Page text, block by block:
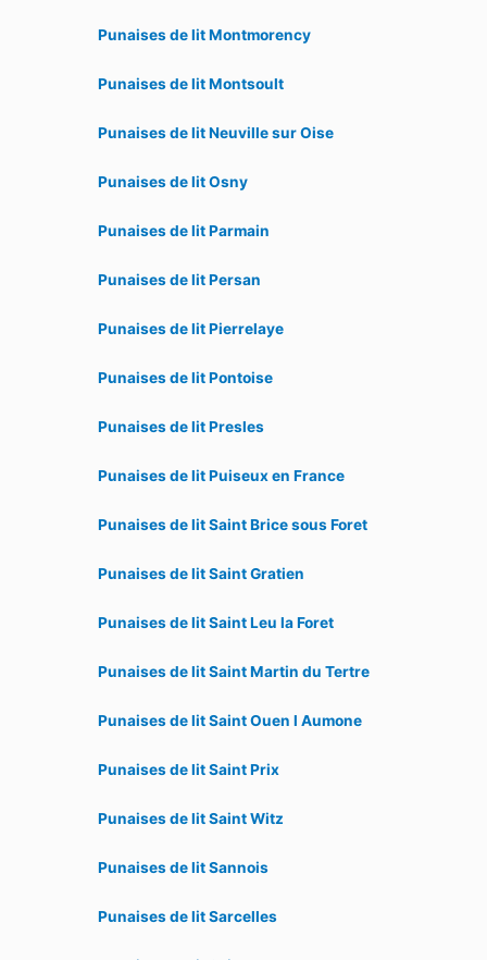
Punaises de lit Montmorency
Punaises de lit Montsoult
Punaises de lit Neuville sur Oise
Punaises de lit Osny
Punaises de lit Parmain
Punaises de lit Persan
Punaises de lit Pierrelaye
Punaises de lit Pontoise
Punaises de lit Presles
Punaises de lit Puiseux en France
Punaises de lit Saint Brice sous Foret
Punaises de lit Saint Gratien
Punaises de lit Saint Leu la Foret
Punaises de lit Saint Martin du Tertre
Punaises de lit Saint Ouen l Aumone
Punaises de lit Saint Prix
Punaises de lit Saint Witz
Punaises de lit Sannois
Punaises de lit Sarcelles